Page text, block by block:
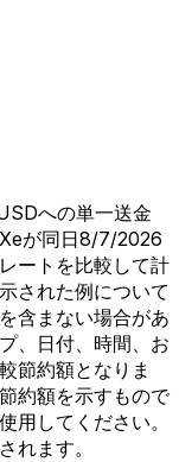
への単一送金
が同日8/7/2026
ートを比較して計
された例について
含まない場合があ
、日付、時間、お
節約額となりま
約額を示すもので
用してください。
れます。